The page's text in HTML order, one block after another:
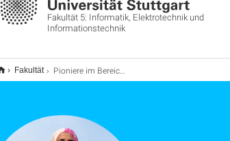
Fakultät 5: Informatik, Elektrotechnik und
Informationstechnik
Fakultät Pioniere im Bereich Solartechnologie